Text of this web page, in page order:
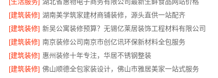
[建筑装修] 湖南美学筑家建材商铺装修，源头直供一站配齐
[建筑装修] 新吴公寓装修预算？无锡亿莱居装饰工程材料有限公司
[建筑装修] 南京装修公司南京市创亿讯环保新材料全包服务
[建筑装修] 惠州装修十年专注，华居不锈钢整装
[建筑装修] 佛山顺德全包家装设计，佛山市雅居美家一站式服务